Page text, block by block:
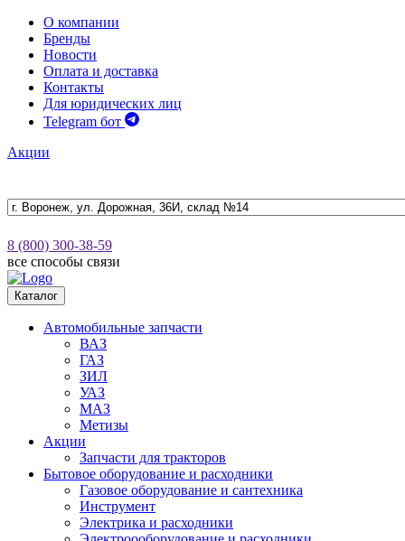
О компании
Бренды
Новости
Оплата и доставка
Контакты
Для юридических лиц
Telegram бот
Акции
8 (800) 300-38-59
все способы связи
Каталог
Автомобильные запчасти
ВАЗ
ГАЗ
ЗИЛ
УАЗ
МАЗ
Метизы
Акции
Запчасти для тракторов
Бытовое оборудование и расходники
Газовое оборудование и сантехника
Инструмент
Электрика и расходники